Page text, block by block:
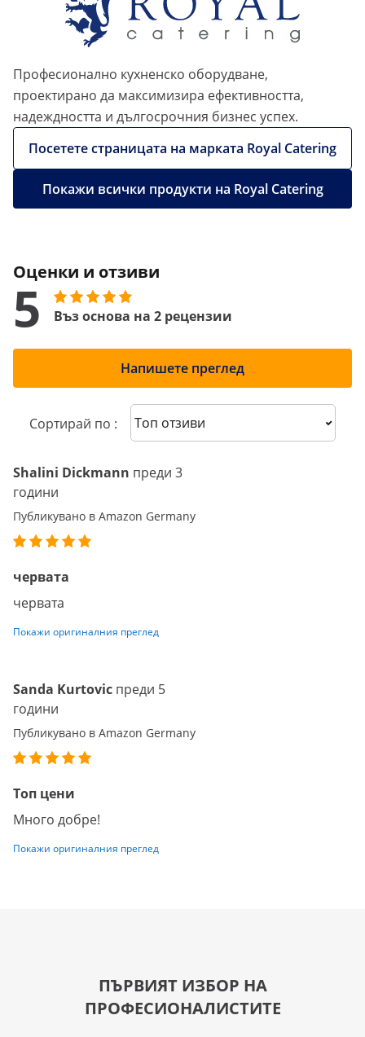
Професионално кухненско оборудване,
проектирано да максимизира ефективността,
надеждността и дългосрочния бизнес успех.
Посетете страницата на марката Royal Catering
Покажи всички продукти на Royal Catering
Оценки и отзиви
5 Въз основа на 2 рецензии
Напишете преглед
Сортирай по : Sort reviews
Shalini Dickmann преди 3
години
Публикувано в Amazon Germany
червата
червата
Покажи оригиналния преглед
Sanda Kurtovic преди 5
години
Публикувано в Amazon Germany
Топ цени
Много добре!
Покажи оригиналния преглед
ПЪРВИЯТ ИЗБОР НА
ПРОФЕСИОНАЛИСТИТЕ